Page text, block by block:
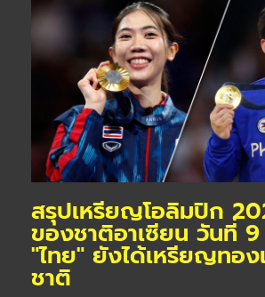
สรุปเหรียญโอลิมปิก
ของชาติอาเซียน วันที่
"ไทย" ยังได้เหรียญทอง
ชาติ